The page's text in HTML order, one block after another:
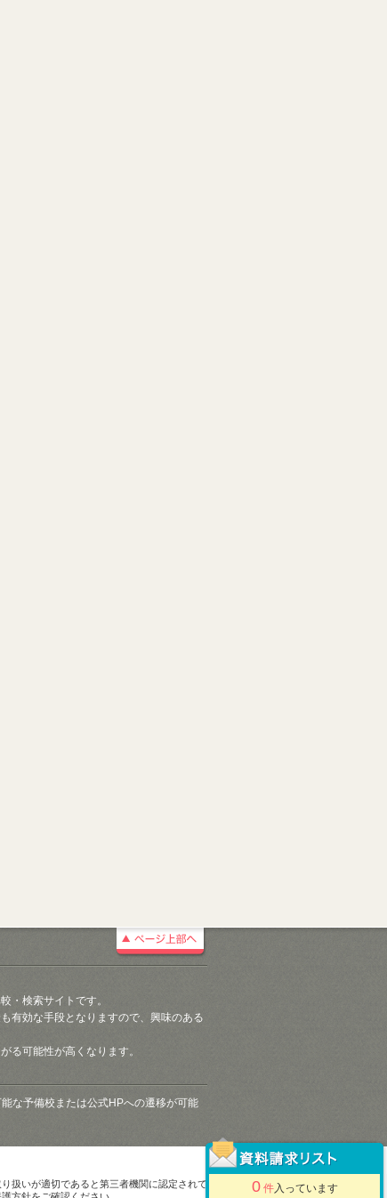
0 件入っています
・検索サイトです。
有効な手段となりますので、興味のある
る可能性が高くなります。
な予備校または公式HPへの遷移が可能
扱いが適切であると第三者機関に認定されて
方針をご確認ください。